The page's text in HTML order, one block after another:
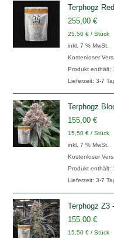
Terphogz
255,00€
25,50€ /Stück
inkl. 7 % MwSt.
Kostenloser
Produkt enthält:
Lieferzeit:3-7
Terphogz
155,00€
15,50€ /Stück
inkl. 7 % MwSt.
Kostenloser
Produkt enthält:
Lieferzeit:3-7
Terphogz Z3
155,00€
15,50€ /Stück